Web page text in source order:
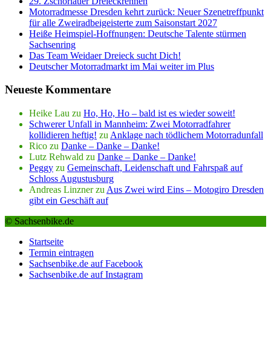
Motorradmesse Dresden kehrt zurück: Neuer Szenetreffpunkt
für alle Zweiradbeigeisterte zum Saisonstart 2027
Heiße Heimspiel-Hoffnungen: Deutsche Talente stürmen
Sachsenring
Das Team Weidaer Dreieck sucht Dich!
Deutscher Motorradmarkt im Mai weiter im Plus
Neueste Kommentare
Heike Lau zu Ho, Ho, Ho – bald ist es wieder soweit!
Schwerer Unfall in Mannheim: Zwei Motorradfahrer
kollidieren heftig! zu Anklage nach tödlichem Motorradunfall
Rico zu Danke – Danke – Danke!
Lutz Rehwald zu Danke – Danke – Danke!
Peggy zu Gemeinschaft, Leidenschaft und Fahrspaß auf
Schloss Augustusburg
Andreas Linznerzu Aus Zwei wird Eins – Motogiro Dresden
gibt ein Geschäft auf
© Sachsenbike.de
Startseite
Termin eintragen
Sachsenbike.de auf Facebook
Sachsenbike.de auf Instagram